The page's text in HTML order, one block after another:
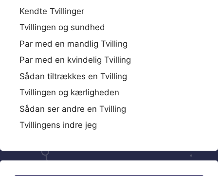
Kendte Tvillinger
Tvillingen og sundhed
Par med en mandlig Tvilling
Par med en kvindelig Tvilling
Sådan tiltrækkes en Tvilling
Tvillingen og kærligheden
Sådan ser andre en Tvilling
Tvillingens indre jeg